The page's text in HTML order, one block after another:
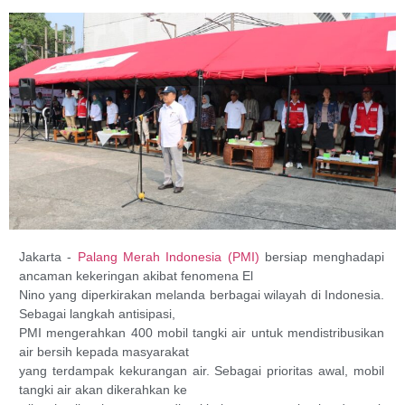
Jakarta - Palang Merah Indonesia (PMI) bersiap menghadapi
ancaman kekeringan akibat fenomena El
Nino yang diperkirakan melanda berbagai wilayah di Indonesia.
Sebagai langkah antisipasi,
PMI mengerahkan 400 mobil tangki air untuk mendistribusikan
air bersih kepada masyarakat
yang terdampak kekurangan air. Sebagai prioritas awal, mobil
tangki air akan dikerahkan ke